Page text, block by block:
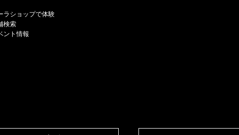
ラショップで体験
検索
ント情報